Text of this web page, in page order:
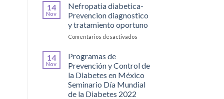
14
Nov
Nefropatia diabetica-
Prevencion diagnostico
y tratamiento oportuno
Comentarios desactivadosen
diagnostico
y
tratamiento
14
Nov
Programas de
Prevención y Control de
la Diabetes en México
Seminario Día Mundial
de la Diabetes 2022